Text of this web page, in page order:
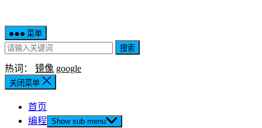
菜单
搜索
热词： 镜像 google
关闭菜单
首页
编程 Show sub menu